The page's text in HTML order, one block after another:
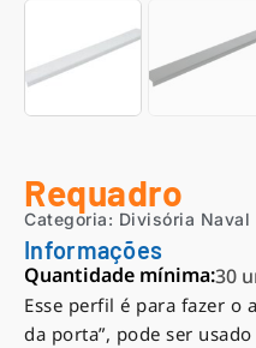
Requadro
Categoria: Divisória Naval
Informações
Quantidade mínima:30
Esse perfil é para fazer o
da porta”, pode ser